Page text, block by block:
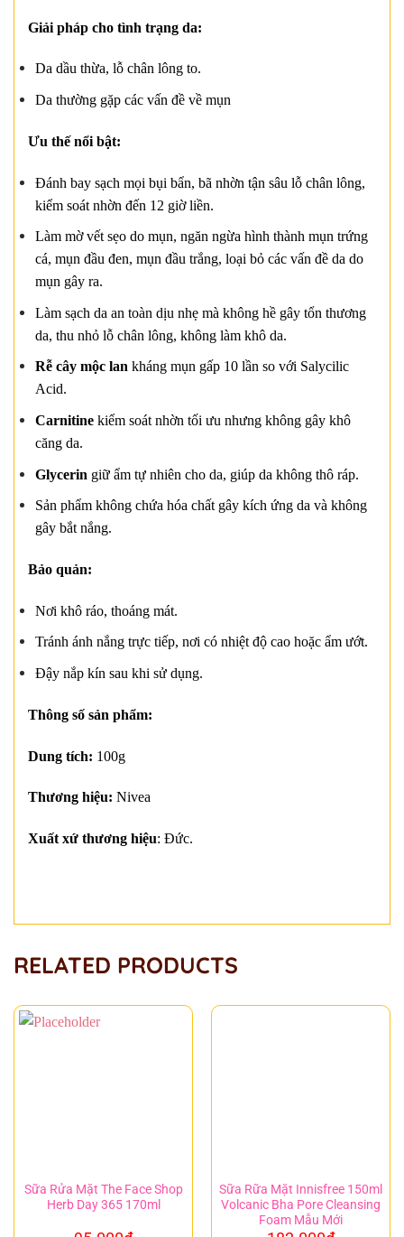
Giải pháp cho tình trạng da:
Da dầu thừa, lỗ chân lông to.
Da thường gặp các vấn đề về mụn
Ưu thế nổi bật:
Đánh bay sạch mọi bụi bẩn, bã nhờn tận sâu lỗ chân lông,
kiểm soát nhờn đến 12 giờ liền.
Làm mờ vết sẹo do mụn, ngăn ngừa hình thành mụn trứng
cá, mụn đầu đen, mụn đầu trắng, loại bỏ các vấn đề da do
mụn gây ra.
Làm sạch da an toàn dịu nhẹ mà không hề gây tổn thương
da, thu nhỏ lỗ chân lông, không làm khô da.
Rễ cây mộc lan kháng mụn gấp 10 lần so với Salycilic
Acid.
Carnitine kiểm soát nhờn tối ưu nhưng không gây khô
căng da.
Glycerin giữ ẩm tự nhiên cho da, giúp da không thô ráp.
Sản phẩm không chứa hóa chất gây kích ứng da và không
gây bắt nắng.
Bảo quản:
Nơi khô ráo, thoáng mát.
Tránh ánh nắng trực tiếp, nơi có nhiệt độ cao hoặc ẩm ướt.
Đậy nắp kín sau khi sử dụng.
Thông số sản phẩm:
Dung tích: 100g
Thương hiệu: Nivea
Xuất xứ thương hiệu: Đức.
RELATED PRODUCTS
Sữa Rửa Mặt The Face Shop
Herb Day 365 170ml
Sữa Rữa Mặt Innisfree 150ml
Volcanic Bha Pore Cleansing
Foam Mẫu Mới